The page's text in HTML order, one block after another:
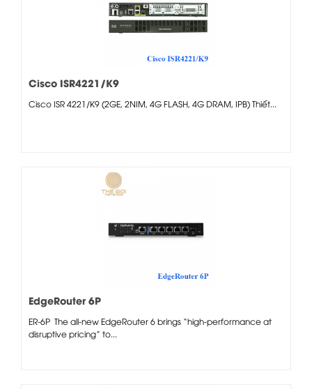
Cisco ISR4221/K9
Cisco ISR 4221/K9 (2GE, 2NIM, 4G FLASH, 4G DRAM, IPB) Thiết...
EdgeRouter 6P
ER-6P The all-new EdgeRouter 6 brings “high-performance at
disruptive pricing” to...